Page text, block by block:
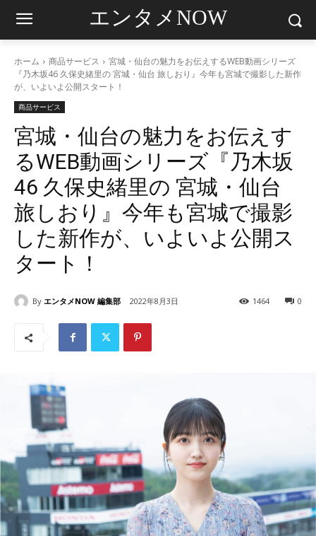
エンタメNOW
ホーム 商品サービス
宮城・仙台の魅力をお伝えするWEB動画シリーズ
『乃木坂46 久保史緒里の 宮城・仙台 旅しおり』今年も宮城で撮影した新作
が、いよいよ公開スタート！
商品サービス
宮城・仙台の魅力をお伝えす
るWEB動画シリーズ『乃木坂
46 久保史緒里の 宮城・仙台
旅しおり』今年も宮城で撮影
した新作が、いよいよ公開ス
タート！
By エンタメNOW 編集部 2022年8月3日 0
1464